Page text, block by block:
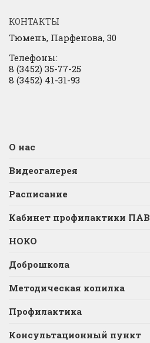
КОНТАКТЫ
Тюмень, Парфенова, 30
Телефоны:
8 (3452) 35-77-25
8 (3452) 41-31-93
О нас
Видеогалерея
Расписание
Кабинет профилактики ПАВ
НОКО
Доброшкола
Методическая копилка
Профилактика
Консультационный пункт